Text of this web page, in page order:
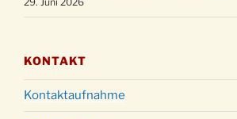
KONTAKT
Kontaktaufnahme